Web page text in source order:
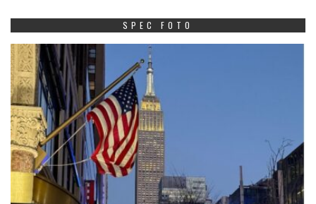
SPEC FOTO